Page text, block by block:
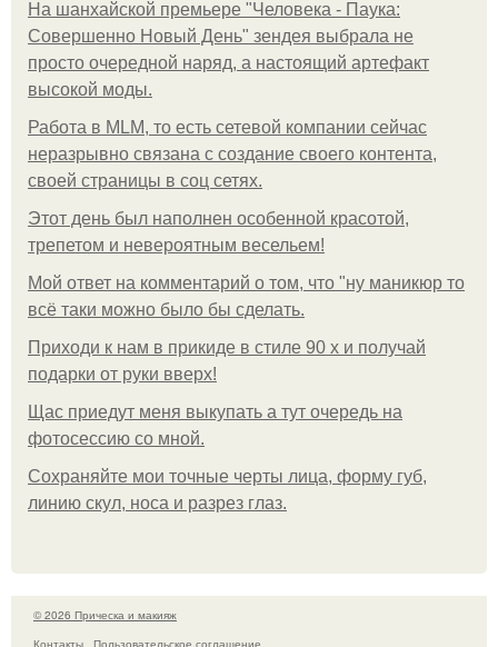
На шанхайской премьере "Человека - Паука:
Совершенно Новый День" зендея выбрала не
просто очередной наряд, а настоящий артефакт
высокой моды.
Работа в MLM, то есть сетевой компании сейчас
неразрывно связана с создание своего контента,
своей страницы в соц сетях.
Этот день был наполнен особенной красотой,
трепетом и невероятным весельем!
Мой ответ на комментарий о том, что "ну маникюр то
всё таки можно было бы сделать.
Приходи к нам в прикиде в стиле 90 х и получай
подарки от руки вверх!
Щас приедут меня выкупать а тут очередь на
фотосессию со мной.
Сохраняйте мои точные черты лица, форму губ,
линию скул, носа и разрез глаз.
© 2026 Прическа и макияж
Контакты
Пользовательское соглашение